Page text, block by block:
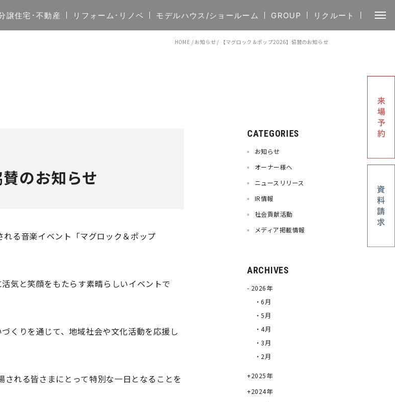
譲住宅･不動産 リフォーム･リノベ モデルハウス/ショールーム GROUP リクルート
HOME / お知らせ/ 【マグロック＆ポップ2026】協賛のお知らせ
のお知らせ
る音楽イベント「マグロック＆ポップ
気と笑顔をもたらす素晴らしいイベントで
くりを通じて、地域社会や文化活動を応援し
れる皆さまにとって特別な一日となることを
CATEGORIES
お知らせ
オーナー様へ
ニュースリリース
IR情報
社会貢献活動
メディア掲載情報
ARCHIVES
2026年
・6月
・5月
・4月
・3月
・2月
2025年
2024年